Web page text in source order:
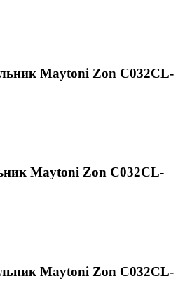
Maytoni Zon C032CL-
Maytoni Zon C032CL-
Maytoni Zon C032CL-